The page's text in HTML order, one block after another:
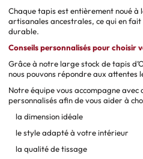
Chaque tapis est entièrement noué à
artisanales ancestrales, ce qui en
durable.
Conseils personnalisés pour choisir
Grâce à notre large stock de tapis
nous pouvons répondre aux attentes
Notre équipe vous accompagne avec
personnalisés afin de vous aider à
la dimension idéale
le style adapté à votre intérieur
la qualité de tissage